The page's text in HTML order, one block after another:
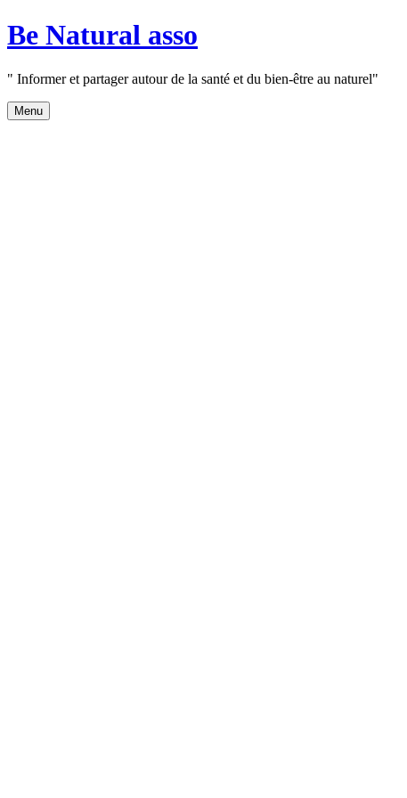
Aller
au
Be Natural asso
" Informer et partager autour de la santé et du bien-être au naturel"
Menu